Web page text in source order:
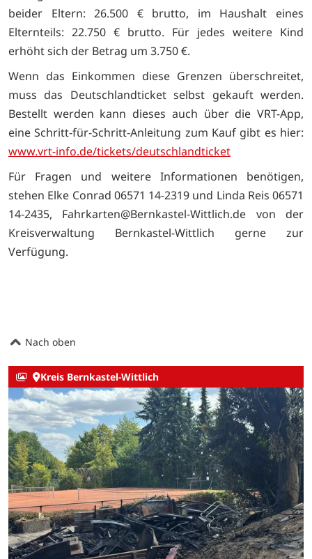
beider Eltern: 26.500 € brutto, im Haushalt eines
Elternteils: 22.750 € brutto. Für jedes weitere Kind
erhöht sich der Betrag um 3.750 €.
Wenn das Einkommen diese Grenzen überschreitet,
muss das Deutschlandticket selbst gekauft werden.
Bestellt werden kann dieses auch über die VRT-App,
eine Schritt-für-Schritt-Anleitung zum Kauf gibt es hier:
www.vrt-info.de/tickets/deutschlandticket
Für Fragen und weitere Informationen benötigen,
stehen Elke Conrad 06571 14-2319 und Linda Reis 06571
14-2435, Fahrkarten@Bernkastel-Wittlich.de von der
Kreisverwaltung Bernkastel-Wittlich gerne zur
Verfügung.
Nach oben
Kreis Bernkastel-Wittlich